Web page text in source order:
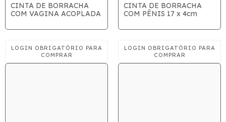
CINTA DE BORRACHA
COM VAGINA ACOPLADA
CINTA DE BORRACHA
COM PÊNIS 17 x 4cm